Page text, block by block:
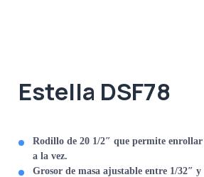
Estella DSF78
Rodillo de 20 1/2″ que permite enrollar
a la vez.
Grosor de masa ajustable entre 1/32″ y